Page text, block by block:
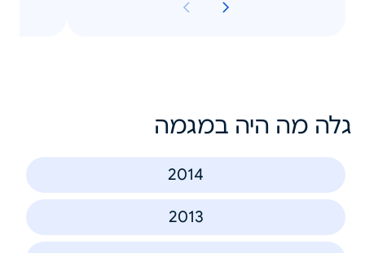
גלה מה היה במגמה
2014
2013